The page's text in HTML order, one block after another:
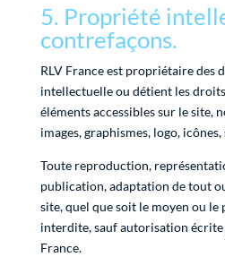
5. Propriété
contrefaçons.
RLV France est propriétaire des
intellectuelle ou détient les droits
éléments accessibles sur le site,
images, graphismes, logo,
Toute reproduction,
publication, adaptation de tout
site, quel que soit le moyen ou le
interdite, sauf autorisation écrite
France.